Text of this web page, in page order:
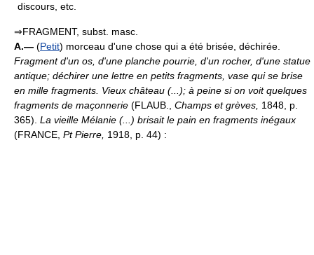
discours, etc.
⇒FRAGMENT, subst. masc.
A.— (Petit) morceau d'une chose qui a été brisée, déchirée.
Fragment d'un os, d'une planche pourrie, d'un rocher, d'une statue
antique; déchirer une lettre en petits fragments, vase qui se brise
en mille fragments. Vieux château (...); à peine si on voit quelques
fragments de maçonnerie (FLAUB., Champs et grèves, 1848, p.
365). La vieille Mélanie (...) brisait le pain en fragments inégaux
(FRANCE, Pt Pierre, 1918, p. 44) :